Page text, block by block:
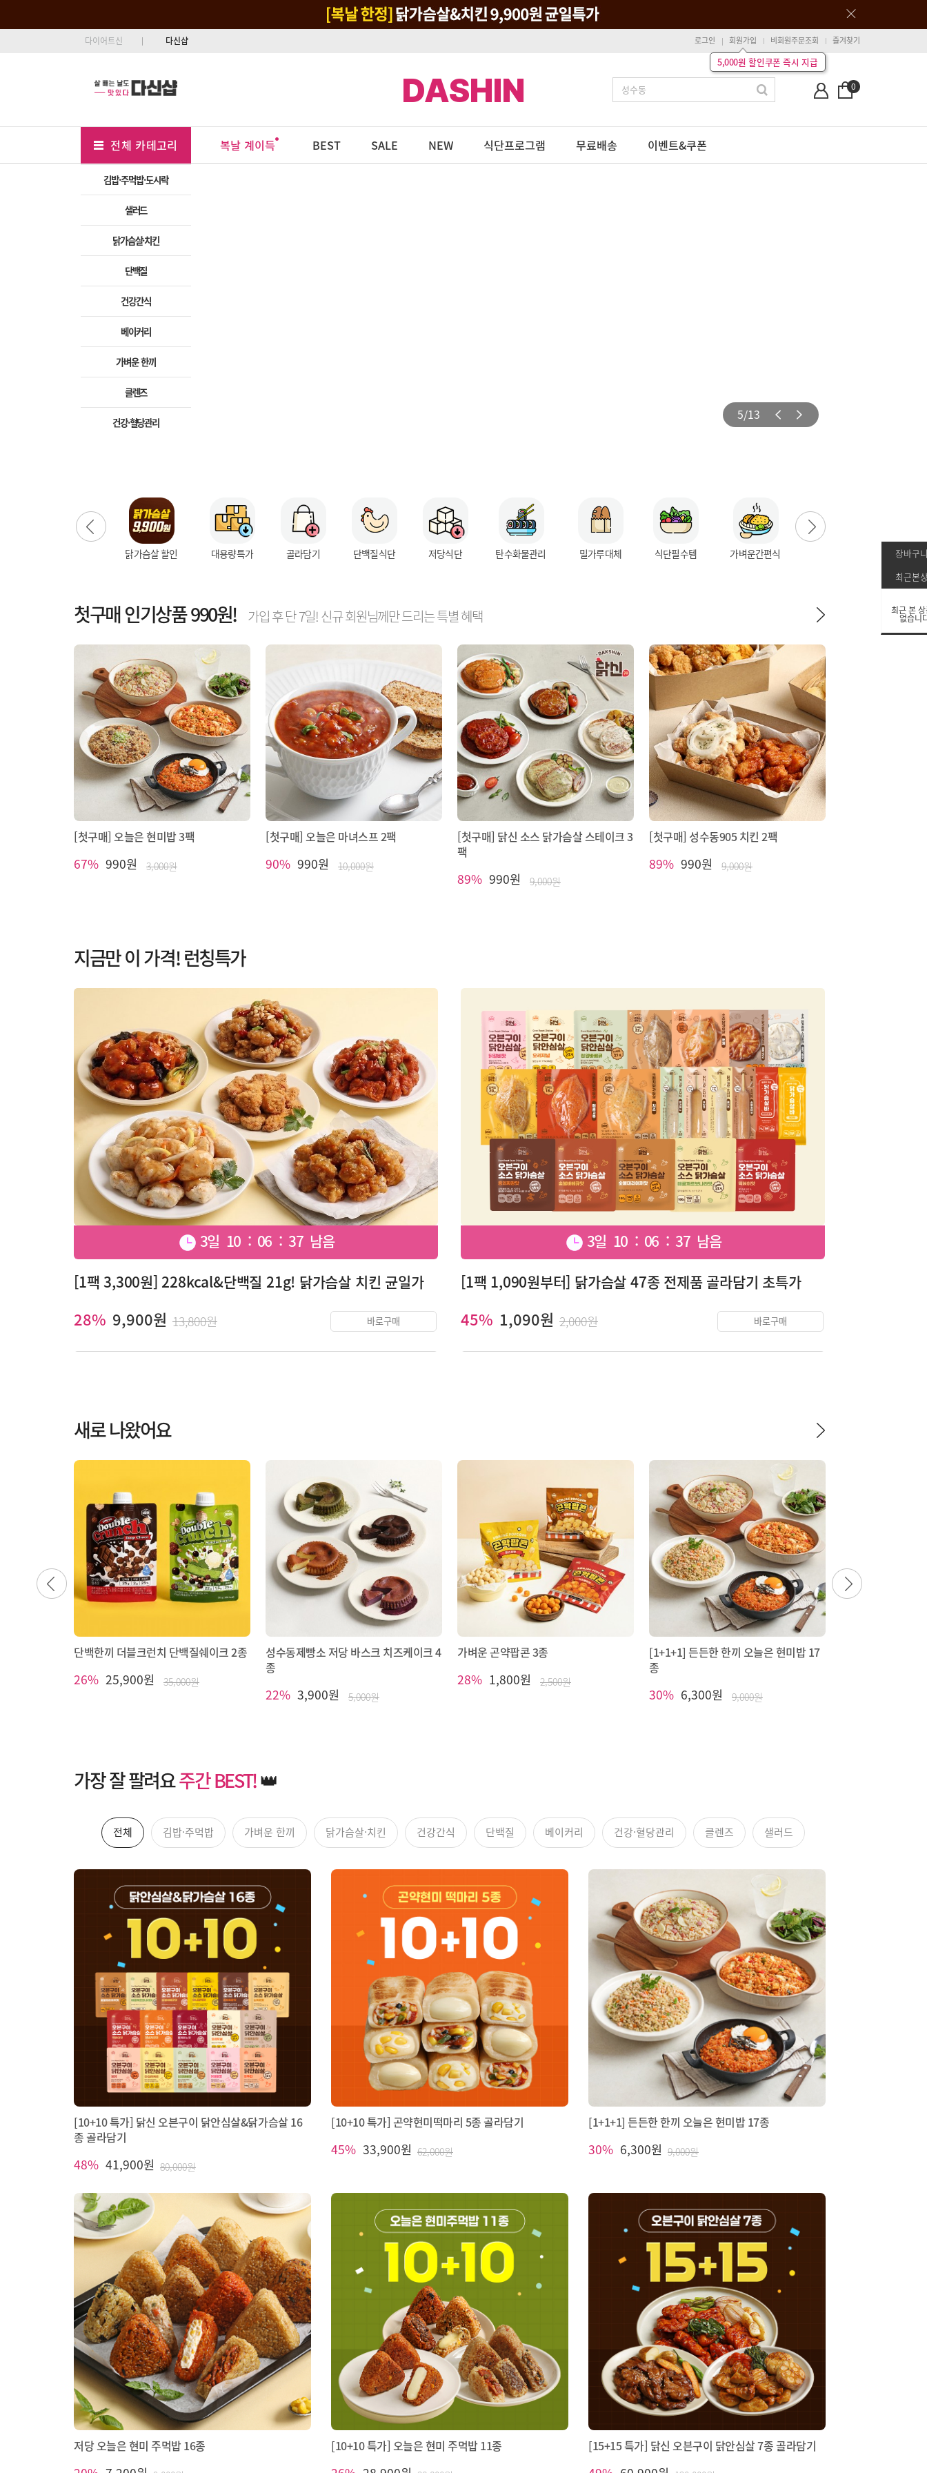
다이어트신 다신샵 로그인 회원가입
5,000원 할인쿠폰 즉시 지급
비회원주문조회 즐겨찾기
DASHIN 0
Tab
전체 카테고리 복날 계이득 BEST SALE NEW 식단프로그램 무료배송 이벤트&쿠폰
김밥·주먹밥·도시락
샐러드
닭가슴살·치킨
단백질
건강간식
베이커리
가벼운 한끼
클렌즈
건강·혈당관리 5/13
장바구
최근본
최근 본
없습니
닭가슴살 할인 대용량특가 골라담기 단백질식단 저당식단 탄수화물관리 밀가루대체 식단필수템 가벼운간편식
첫구매 인기상품 990원! 가입 후 단 7일! 신규 회원님께만 드리는 특별 혜택
[첫구매] 오늘은 현미밥 3팩
67% 990원 3,000원
[첫구매] 오늘은 마녀스프 2팩
90% 990원 10,000원
[첫구매] 닭신 소스 닭가슴살 스테이크 3
팩
89% 990원 9,000원
[첫구매] 성수동905 치킨 2팩
89% 990원 9,000원
지금만 이 가격! 런칭특가
3일 10 : 06 : 35 남음
[1팩 3,300원] 228kcal&단백질 21g! 닭가슴살 치킨 균일가
28% 9,900원 13,800원 바로구매
3일 10 : 06 : 35 남음
[1팩 1,090원부터] 닭가슴살 47종 전제품 골라담기 초특가
45% 1,090원 2,000원 바로구매
새로 나왔어요
다음
단백한끼 더블크런치 단백질쉐이크 2종
26% 25,900원 35,000원
성수동제빵소 저당 바스크 치즈케이크 4
종
22% 3,900원 5,000원
가벼운 곤약팝콘 3종
28% 1,800원 2,500원
[1+1+1] 든든한 한끼 오늘은 현미밥 17
종
30% 6,300원 9,000원
가장 잘 팔려요주간 BEST!👑
전체 김밥·주먹밥 가벼운 한끼 닭가슴살·치킨 건강간식 단백질 베이커리 건강·혈당관리 클렌즈 샐러드
[10+10 특가] 닭신 오븐구이 닭안심살&닭가슴살 16
종 골라담기
48% 41,900원 80,000원
[10+10 특가] 곤약현미떡마리 5종 골라담기
45% 33,900원 62,000원
[1+1+1] 든든한 한끼 오늘은 현미밥 17종
30% 6,300원 9,000원
저당 오늘은 현미 주먹밥 16종 [10+10 특가] 오늘은 현미 주먹밥 11종 [15+15 특가] 닭신 오븐구이 닭안심살 7종 골라담기